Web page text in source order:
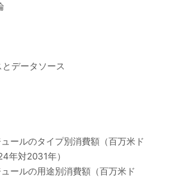
データソース
ールのタイプ別消費額（百万米ド
年対2031年）
ールの用途別消費額（百万米ド